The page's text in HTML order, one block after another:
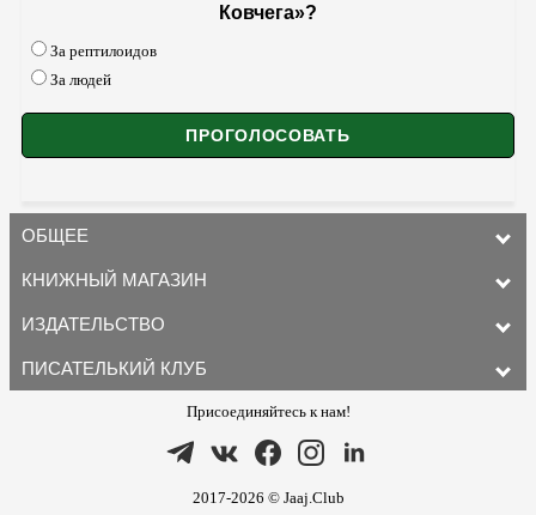
Ковчега»?
За рептилоидов
За людей
ОБЩЕЕ
КНИЖНЫЙ МАГАЗИН
ИЗДАТЕЛЬСТВО
ПИСАТЕЛЬКИЙ КЛУБ
Присоединяйтесь к нам!
2017-2026 © Jaaj.Club